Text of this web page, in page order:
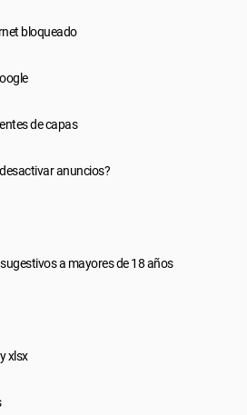
bloqueado
de capas
anuncios?
a mayores de 18 años
xlsx